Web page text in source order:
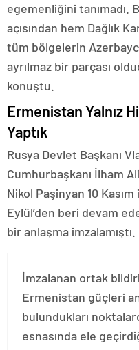
egemenliğini tanımadı.
açısından hem Dağlık
tüm bölgelerin
ayrılmaz bir parçası
konuştu.
Ermenistan Yalnız
Yaptık
Rusya Devlet Başkanı
Cumhurbaşkanı İlham
Nikol Paşinyan 10
Eylül’den beri devam
bir anlaşma imzalamıştı.
İmzalanan ortak
Ermenistan güçleri
bulundukları
esnasında ele